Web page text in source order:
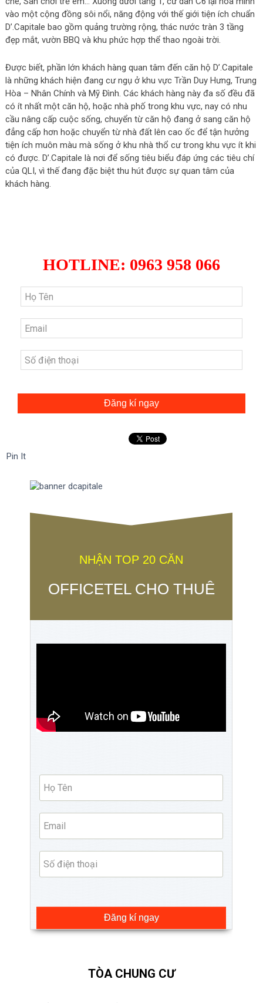
vào một cộng đồng sôi nổi, năng động với thế giới tiện ích chuẩn
D’.Capitale bao gồm quảng trường rộng, thác nước tràn 3 tầng
đẹp mắt, vườn BBQ và khu phức hợp thể thao ngoài trời.
Được biết, phần lớn khách hàng quan tâm đến căn hộ D’.Capitale
là những khách hiện đang cư ngụ ở khu vực Trần Duy Hưng, Trung
Hòa – Nhân Chính và Mỹ Đình. Các khách hàng này đa số đều đã
có ít nhất một căn hộ, hoặc nhà phố trong khu vực, nay có nhu
cầu nâng cấp cuộc sống, chuyển từ căn hộ đang ở sang căn hộ
đẳng cấp hơn hoặc chuyển từ nhà đất lên cao ốc để tận hưởng
tiện ích muôn màu mà sống ở khu nhà thổ cư trong khu vực ít khi
có được. D’.Capitale là nơi để sống tiêu biểu đáp ứng các tiêu chí
của QLI, vì thế đang đặc biệt thu hút được sự quan tâm của
khách hàng.
HOTLINE: 0963 958 066
Đăng kí ngay
Pin It
NHẬN TOP 20 CĂN
OFFICETEL CHO THUÊ
Đăng kí ngay
TÒA CHUNG CƯ